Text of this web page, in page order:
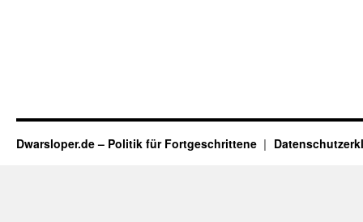
Dwarsloper.de – Politik für Fortgeschrittene